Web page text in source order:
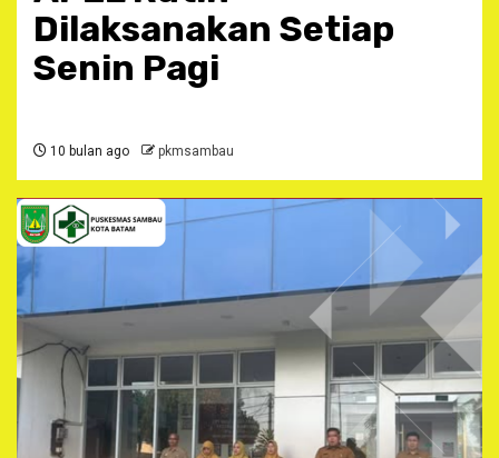
Dilaksanakan Setiap
Senin Pagi
10 bulan ago pkmsambau